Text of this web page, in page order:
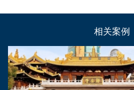
相关案例